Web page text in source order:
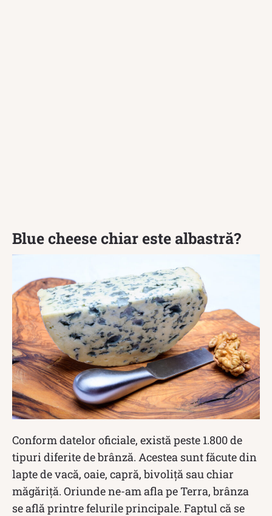
Blue cheese chiar este albastră?
Conform datelor oficiale, există peste 1.800 de
tipuri diferite de brânză. Acestea sunt făcute din
lapte de vacă, oaie, capră, bivoliță sau chiar
măgăriță. Oriunde ne-am afla pe Terra, brânza
se află printre felurile principale. Faptul că se